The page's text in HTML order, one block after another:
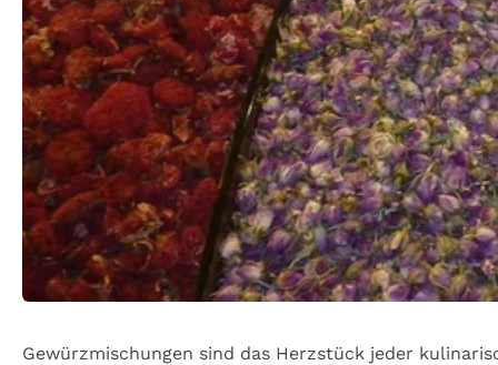
Gewürzmischungen sind das Herzstück jeder